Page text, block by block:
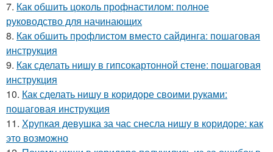
7. Как обшить цоколь профнастилом: полное
руководство для начинающих
8. Как обшить профлистом вместо сайдинга: пошаговая
инструкция
9. Как сделать нишу в гипсокартонной стене: пошаговая
инструкция
10. Как сделать нишу в коридоре своими руками:
пошаговая инструкция
11. Хрупкая девушка за час снесла нишу в коридоре: как
это возможно